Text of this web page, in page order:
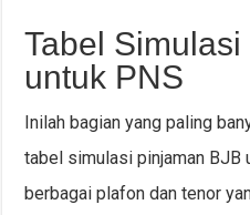
Tabel
untuk PNS
Inilah bagian yang paling
tabel simulasi pinjaman BJB
berbagai plafon dan tenor